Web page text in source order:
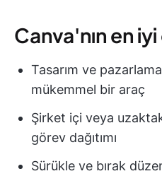
Canva'nın en
Tasarım ve
mükemmel bir araç
Şirket içi veya
görev dağıtımı
Sürükle ve bırak